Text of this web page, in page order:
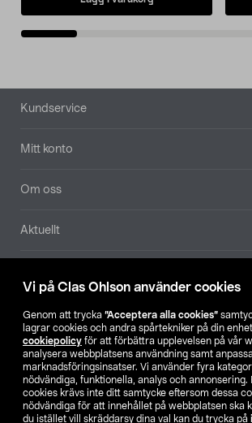
Vi på Clas Ohlson använder cookies
Genom att trycka ”Acceptera alla cookies”
lagrar cookies och andra spårtekniker på din enhet
cookiepolicy för att förbättra upplevelsen på vår
analysera webbplatsens användning samt
marknadsföringsinsatser. Vi använder fyra
nödvändiga, funktionella, analys och annonsering.
cookies krävs inte ditt samtycke eftersom dessa
nödvändiga för att innehållet på webbplatsen ska
du istället vill skräddarsy dina val kan du trycka på
Sidfot
Kundservice
Mitt konto
Om oss
Aktuellt
Hitta butik
SE NO FI